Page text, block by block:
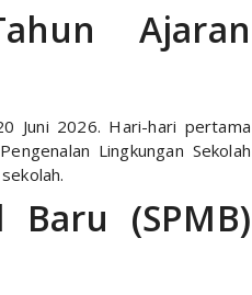
Ajaran
Juni 2026. Hari-hari pertama
Lingkungan Sekolah
(SPMB)